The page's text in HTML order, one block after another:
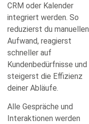
CRM oder Kalender
integriert werden. So
reduzierst du manuellen
Aufwand, reagierst
schneller auf
Kundenbedürfnisse und
steigerst die Effizienz
deiner Abläufe.
Alle Gespräche und
Interaktionen werden